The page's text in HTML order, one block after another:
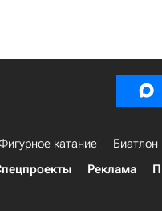
катание Биатлон
Реклама